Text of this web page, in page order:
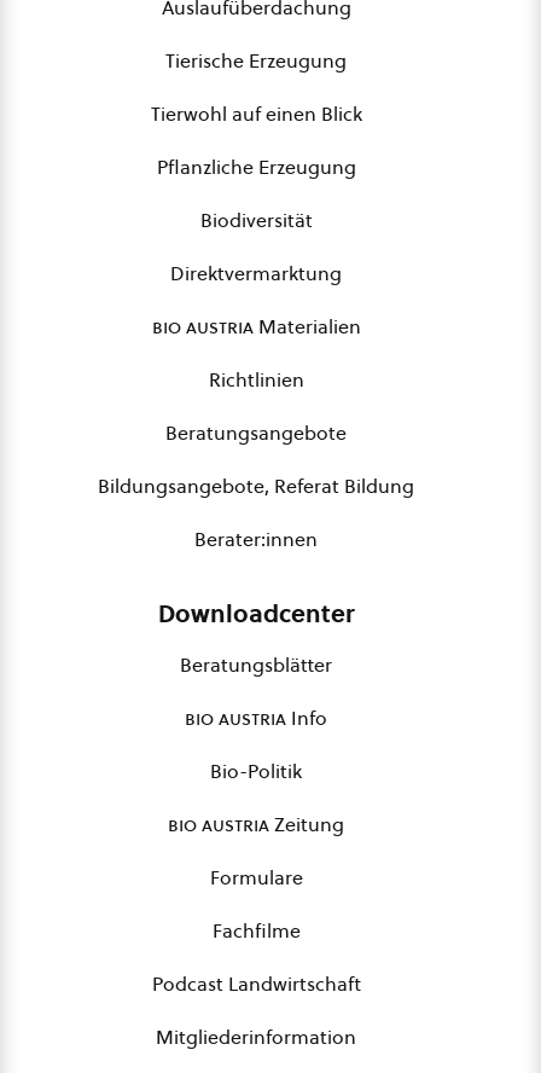
Auslaufüberdachung
Tierische Erzeugung
Tierwohl auf einen Blick
Pflanzliche Erzeugung
Biodiversität
Direktvermarktung
bio austriaMaterialien
Richtlinien
Beratungsangebote
Bildungsangebote, Referat Bildung
Berater:innen
Downloadcenter
Beratungsblätter
bio austria Info
Bio-Politik
bio austriaZeitung
Formulare
Fachfilme
Podcast Landwirtschaft
Mitgliederinformation